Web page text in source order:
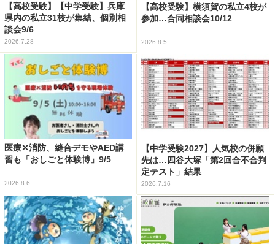
【高校受験】【中学受験】兵庫
県内の私立31校が集結、個別相
談会9/6
2026.7.28
【高校受験】横須賀の私立4校が
参加…合同相談会10/12
2026.8.5
医療✕消防、縫合デモやAED講
習も「おしごと体験博」9/5
2026.8.6
【中学受験2027】人気校の併願
先は…四谷大塚「第2回合不合判
定テスト」結果
2026.7.16